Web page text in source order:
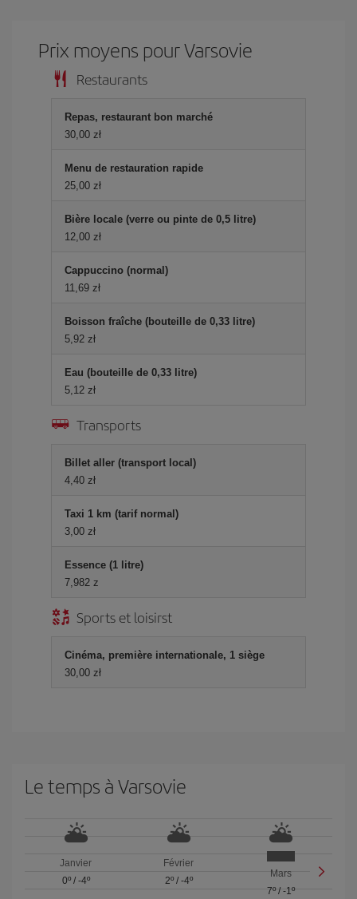
Prix ​​moyens pour Varsovie
Restaurants
Repas, restaurant bon marché
30,00 zł
Menu de restauration rapide
25,00 zł
Bière locale (verre ou pinte de 0,5 litre)
12,00 zł
Cappuccino (normal)
11,69 zł
Boisson fraîche (bouteille de 0,33 litre)
5,92 zł
Eau (bouteille de 0,33 litre)
5,12 zł
Transports
Billet aller (transport local)
4,40 zł
Taxi 1 km (tarif normal)
3,00 zł
Essence (1 litre)
7,982 z
Sports et loisirst
Cinéma, première internationale, 1 siège
30,00 zł
Le temps à Varsovie
Janvier
0º/ -4º
Février
2º/ -4º
Mars
7º/-1º